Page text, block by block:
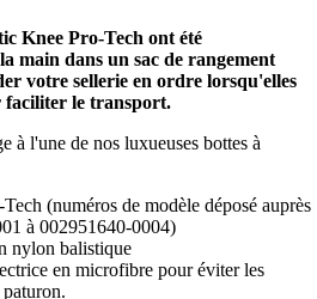
Knee Pro-Tech ont été
main dans un sac de rangement
votre sellerie en ordre lorsqu'elles
faciliter le transport.
à l'une de nos luxueuses bottes à
(numéros de modèle déposé auprès
à 002951640-0004)
nylon balistique
en microfibre pour éviter les